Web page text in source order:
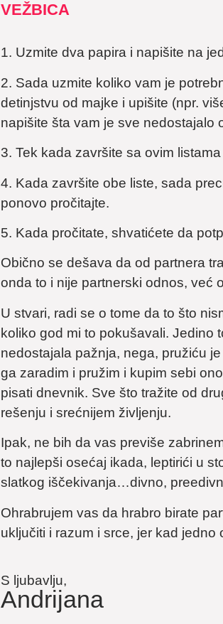
VEŽBICA
1. Uzmite dva papira i napišite na
2. Sada uzmite koliko vam je
detinjstvu od majke i upišite (npr.
napišite šta vam je sve nedostajalo
3. Tek kada završite sa ovim
4. Kada završite obe liste, sada
ponovo pročitajte.
5. Kada pročitate, shvatićete da
Obično se dešava da od partnera
onda to i nije partnerski odnos, već
U stvari, radi se o tome da to što
koliko god mi to pokušavali. Jedino
nedostajala pažnja, nega, pružiću
ga zaradim i pružim i kupim sebi
pisati dnevnik. Sve što tražite od
rešenju i srećnijem življenju.
Ipak, ne bih da vas previše
to najlepši osećaj ikada, leptirići u
slatkog iščekivanja…divno,
Ohrabrujem vas da hrabro birate
uključiti i razum i srce, jer kad
S ljubavlju,
Andrijana